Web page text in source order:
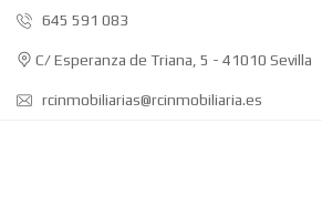
645 591 083
C/ Esperanza de Triana, 5 - 41010 Sevilla
rcinmobiliarias@rcinmobiliaria.es